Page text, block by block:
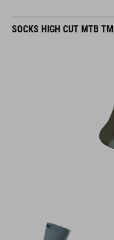
SOCKS HIGH CUT MTB TM